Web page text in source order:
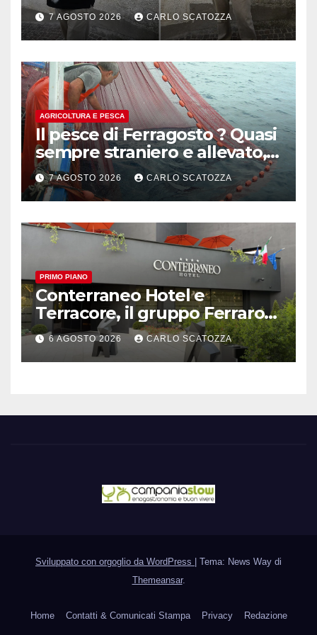
pluripremiato
7 AGOSTO 2026 CARLO SCATOZZA
AGRICOLTURA E PESCA
Il pesce di Ferragosto ? Quasi
sempre straniero e allevato,
in sofferenza
7 AGOSTO 2026 CARLO SCATOZZA
PRIMO PIANO
Conterraneo Hotel e
Terracore, il gruppo Ferraro
amplia l’ ospitalità e il gusto
alle porte di Caserta
6 AGOSTO 2026 CARLO SCATOZZA
Sviluppato con orgoglio da WordPress
Tema: News Way di
Themeansar.
Home Contatti & Comunicati Stampa Privacy Redazione